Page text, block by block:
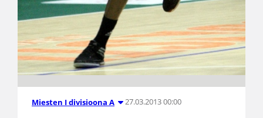
Miesten I divisioona A 27.03.2013 00:00